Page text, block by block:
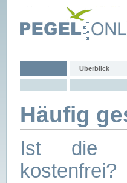
Überblick
Häufig
Ist die
kostenfrei?